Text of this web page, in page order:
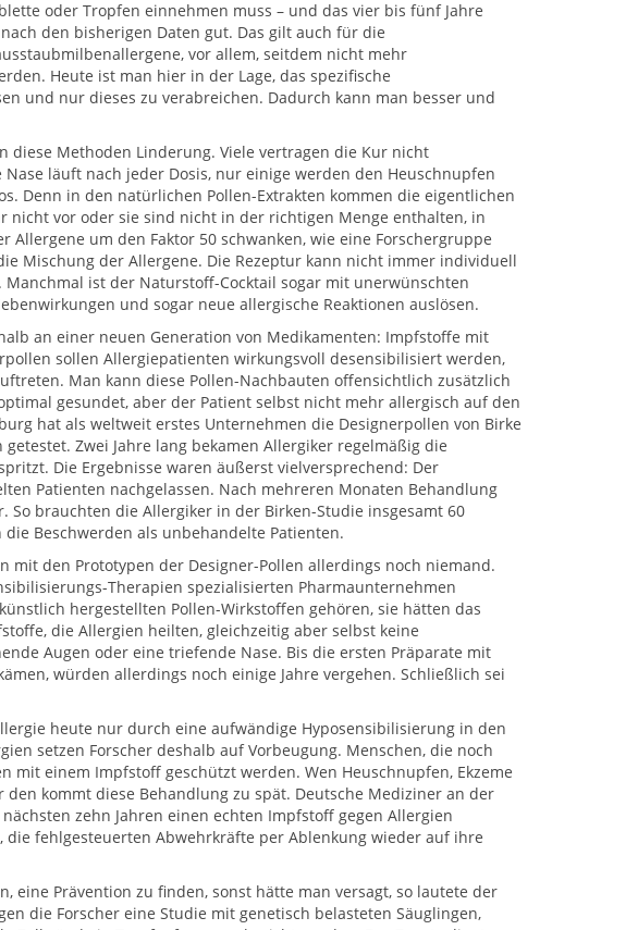
oder Tropfen einnehmen muss – und das vier bis fünf Jahre
den bisherigen Daten gut. Das gilt auch für die
vor allem, seitdem nicht mehr
Heute ist man hier in der Lage, das spezifische
und nur dieses zu verabreichen. Dadurch kann man besser und
diese Methoden Linderung. Viele vertragen die Kur nicht
läuft nach jeder Dosis, nur einige werden den Heuschnupfen
Denn in den natürlichen Pollen-Extrakten kommen die eigentlichen
nicht vor oder sie sind nicht in der richtigen Menge enthalten, in
Allergene um den Faktor 50 schwanken, wie eine Forschergruppe
Mischung der Allergene. Die Rezeptur kann nicht immer individuell
ist der Naturstoff-Cocktail sogar mit unerwünschten
und sogar neue allergische Reaktionen auslösen.
an einer neuen Generation von Medikamenten: Impfstoffe mit
sollen Allergiepatienten wirkungsvoll desensibilisiert werden,
Man kann diese Pollen-Nachbauten offensichtlich zusätzlich
gesundet, aber der Patient selbst nicht mehr allergisch auf den
hat als weltweit erstes Unternehmen die Designerpollen von Birke
Zwei Jahre lang bekamen Allergiker regelmäßig die
Die Ergebnisse waren äußerst vielversprechend: Der
Patienten nachgelassen. Nach mehreren Monaten Behandlung
brauchten die Allergiker in der Birken-Studie insgesamt 60
Beschwerden als unbehandelte Patienten.
mit den Prototypen der Designer-Pollen allerdings noch niemand.
Therapien spezialisierten Pharmaunternehmen
hergestellten Pollen-Wirkstoffen gehören, sie hätten das
die Allergien heilten, gleichzeitig aber selbst keine
Augen oder eine triefende Nase. Bis die ersten Präparate mit
würden allerdings noch einige Jahre vergehen. Schließlich sei
heute nur durch eine aufwändige Hyposensibilisierung in den
setzen Forscher deshalb auf Vorbeugung. Menschen, die noch
mit einem Impfstoff geschützt werden. Wen Heuschnupfen, Ekzeme
kommt diese Behandlung zu spät. Deutsche Mediziner an der
zehn Jahren einen echten Impfstoff gegen Allergien
die fehlgesteuerten Abwehrkräfte per Ablenkung wieder auf ihre
eine Prävention zu finden, sonst hätte man versagt, so lautete der
die Forscher eine Studie mit genetisch belasteten Säuglingen,